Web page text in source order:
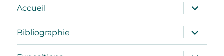
Accueil
ouvrir
le
sous-
menu
Bibliographie
ouvrir
le
sous-
menu